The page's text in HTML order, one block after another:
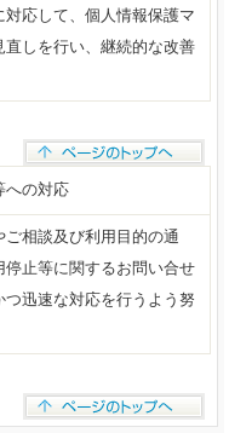
応して、個人情報保護マ
しを行い、継続的な改善
への対応
相談及び利用目的の通
止等に関するお問い合せ
迅速な対応を行うよう努